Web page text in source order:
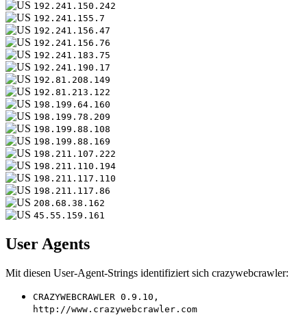
192.241.150.242
192.241.155.7
192.241.156.47
192.241.156.76
192.241.183.75
192.241.190.17
192.81.208.149
192.81.213.122
198.199.64.160
198.199.78.209
198.199.88.108
198.199.88.169
198.211.107.222
198.211.110.194
198.211.117.110
198.211.117.86
208.68.38.162
45.55.159.161
User Agents
Mit diesen User-Agent-Strings identifiziert sich crazywebcrawler:
CRAZYWEBCRAWLER 0.9.10,
http://www.crazywebcrawler.com